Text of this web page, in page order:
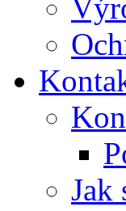
Jak